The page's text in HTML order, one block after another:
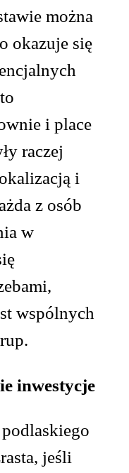
można
okazuje się
i place
raczej
i
z osób
w
wspólnych
inwestycje
jeśli